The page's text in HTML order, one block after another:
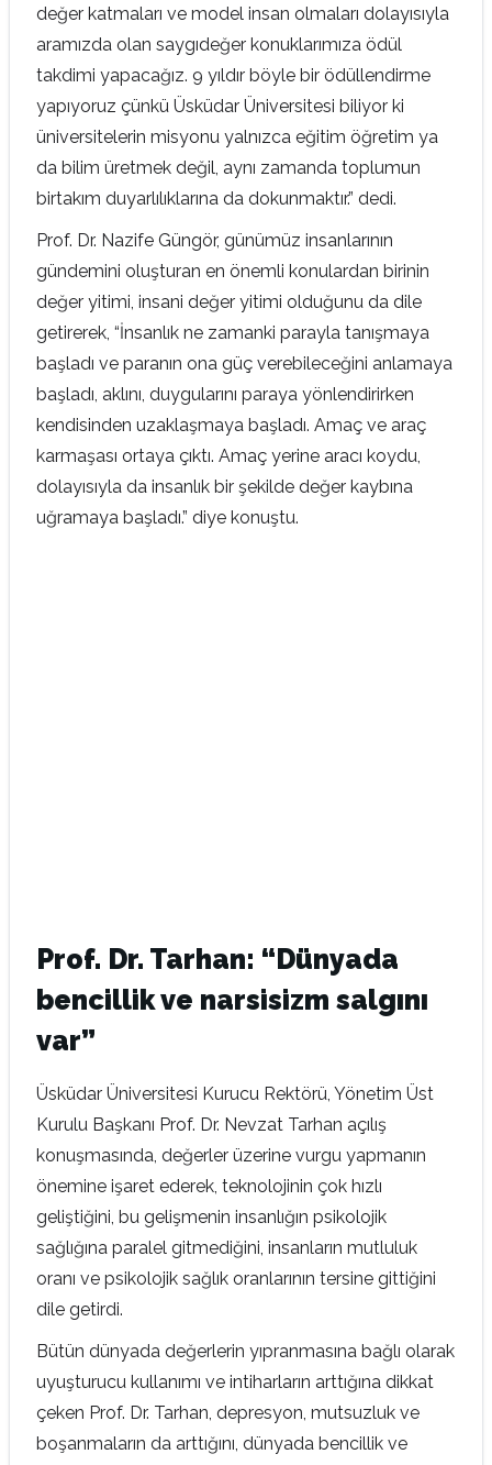
değer katmaları ve model insan olmaları dolayısıyla
aramızda olan saygıdeğer konuklarımıza ödül
takdimi yapacağız. 9 yıldır böyle bir ödüllendirme
yapıyoruz çünkü Üsküdar Üniversitesi biliyor ki
üniversitelerin misyonu yalnızca eğitim öğretim ya
da bilim üretmek değil, aynı zamanda toplumun
birtakım duyarlılıklarına da dokunmaktır.” dedi.
Prof. Dr. Nazife Güngör, günümüz insanlarının
gündemini oluşturan en önemli konulardan birinin
değer yitimi, insani değer yitimi olduğunu da dile
getirerek, “İnsanlık ne zamanki parayla tanışmaya
başladı ve paranın ona güç verebileceğini anlamaya
başladı, aklını, duygularını paraya yönlendirirken
kendisinden uzaklaşmaya başladı. Amaç ve araç
karmaşası ortaya çıktı. Amaç yerine aracı koydu,
dolayısıyla da insanlık bir şekilde değer kaybına
uğramaya başladı.” diye konuştu.
Prof. Dr. Tarhan: “Dünyada
bencillik ve narsisizm salgını
var”
Üsküdar Üniversitesi Kurucu Rektörü, Yönetim Üst
Kurulu Başkanı Prof. Dr. Nevzat Tarhan açılış
konuşmasında, değerler üzerine vurgu yapmanın
önemine işaret ederek, teknolojinin çok hızlı
geliştiğini, bu gelişmenin insanlığın psikolojik
sağlığına paralel gitmediğini, insanların mutluluk
oranı ve psikolojik sağlık oranlarının tersine gittiğini
dile getirdi.
Bütün dünyada değerlerin yıpranmasına bağlı olarak
uyuşturucu kullanımı ve intiharların arttığına dikkat
çeken Prof. Dr. Tarhan, depresyon, mutsuzluk ve
boşanmaların da arttığını, dünyada bencillik ve